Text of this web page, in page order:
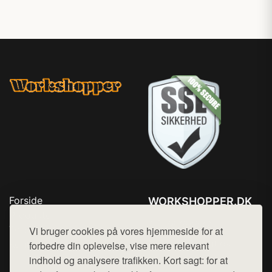
Vi bruger cookies på vores hjemmeside for at
forbedre din oplevelse, vise mere relevant
indhold og analysere trafikken. Kort sagt: for at
Forside
Top Rabatter
Kontakt
WORKSHOPPER.DK
Mail: hej@want.dk
Cookie- og privatlivspolitik